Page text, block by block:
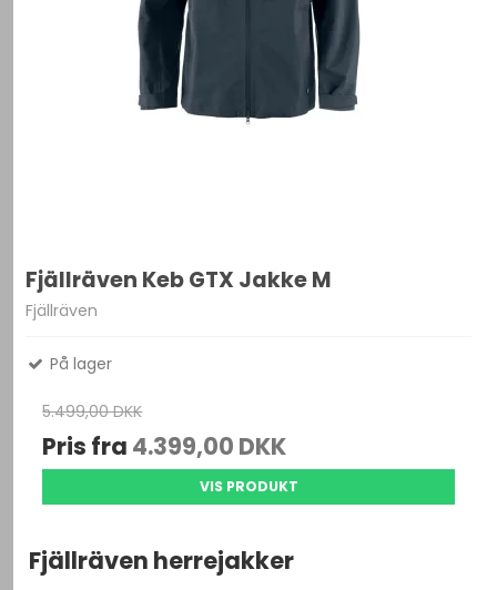
Fjällräven Keb GTX Jakke M
Fjällräven
På lager
5.499,00 DKK
Pris fra 4.399,00 DKK
VIS PRODUKT
Fjällräven herrejakker